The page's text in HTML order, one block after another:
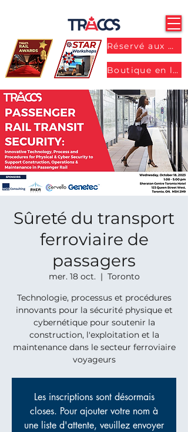
Réservé aux membres
Boutique en ligne
Sûreté du transport
ferroviaire de
passagers
mer. 18 oct.
  |
Toronto
Technologie, processus et procédures
innovants pour la sécurité physique et
cybernétique pour soutenir la
construction, l'exploitation et la
maintenance dans le secteur ferroviaire
voyageurs
Les inscriptions sont désormais
closes. Pour ajouter votre nom à
une liste d'attente, veuillez envoyer